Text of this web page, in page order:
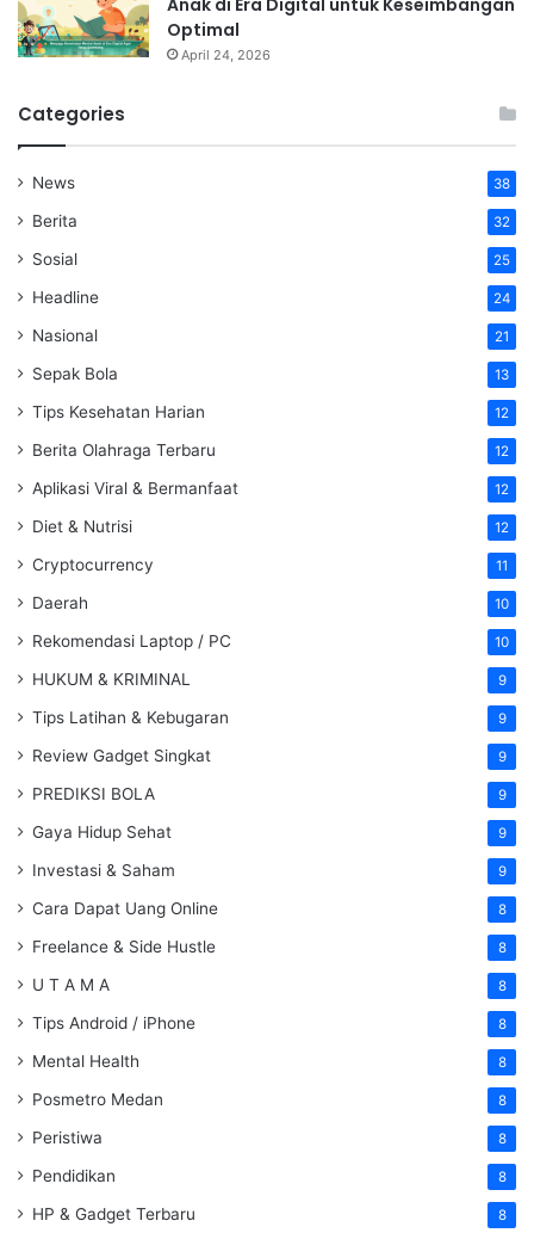
Anak di Era Digital untuk Keseimbangan
Optimal
April 24, 2026
Categories
News 38
Berita 32
Sosial 25
Headline 24
Nasional 21
Sepak Bola 13
Tips Kesehatan Harian 12
Berita Olahraga Terbaru 12
Aplikasi Viral & Bermanfaat 12
Diet & Nutrisi 12
Cryptocurrency 11
Daerah 10
Rekomendasi Laptop / PC 10
HUKUM & KRIMINAL 9
Tips Latihan & Kebugaran 9
Review Gadget Singkat 9
PREDIKSI BOLA 9
Gaya Hidup Sehat 9
Investasi & Saham 9
Cara Dapat Uang Online 8
Freelance & Side Hustle 8
U T A M A 8
Tips Android / iPhone 8
Mental Health 8
Posmetro Medan 8
Peristiwa 8
Pendidikan 8
HP & Gadget Terbaru 8